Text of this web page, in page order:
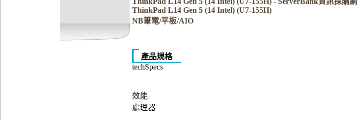
ThinkPad L14 Gen 5 (14 Intel) (U7-155H)
NB筆電/平板/AIO
產品規格
techSpecs
效能
處理器